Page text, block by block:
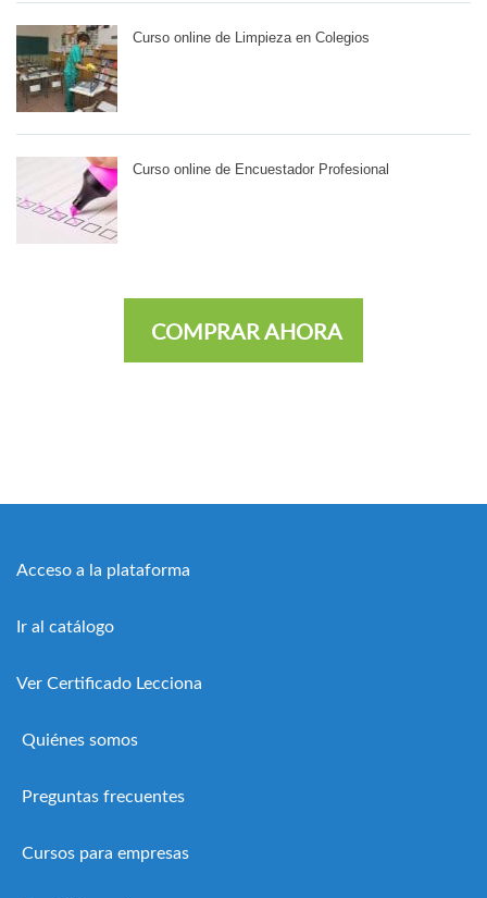
Curso online de Limpieza en Colegios
Curso online de Encuestador Profesional
COMPRAR AHORA
Acceso a la plataforma
Ir al catálogo
Ver Certificado Lecciona
Quiénes somos
Preguntas frecuentes
Cursos para empresas